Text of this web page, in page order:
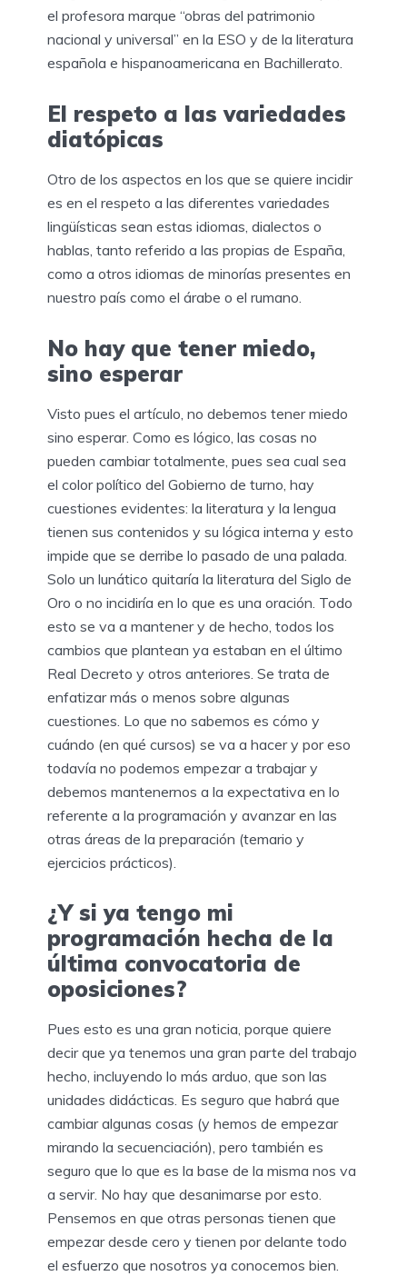
el profesora marque “obras del patrimonio
nacional y universal” en la ESO y de la literatura
española e hispanoamericana en Bachillerato.
El respeto a las variedades
diatópicas
Otro de los aspectos en los que se quiere incidir
es en el respeto a las diferentes variedades
lingüísticas sean estas idiomas, dialectos o
hablas, tanto referido a las propias de España,
como a otros idiomas de minorías presentes en
nuestro país como el árabe o el rumano.
No hay que tener miedo,
sino esperar
Visto pues el artículo, no debemos tener miedo
sino esperar. Como es lógico, las cosas no
pueden cambiar totalmente, pues sea cual sea
el color político del Gobierno de turno, hay
cuestiones evidentes: la literatura y la lengua
tienen sus contenidos y su lógica interna y esto
impide que se derribe lo pasado de una palada.
Solo un lunático quitaría la literatura del Siglo de
Oro o no incidiría en lo que es una oración. Todo
esto se va a mantener y de hecho, todos los
cambios que plantean ya estaban en el último
Real Decreto y otros anteriores. Se trata de
enfatizar más o menos sobre algunas
cuestiones. Lo que no sabemos es cómo y
cuándo (en qué cursos) se va a hacer y por eso
todavía no podemos empezar a trabajar y
debemos mantenernos a la expectativa en lo
referente a la programación y avanzar en las
otras áreas de la preparación (temario y
ejercicios prácticos).
¿Y si ya tengo mi
programación hecha de la
última convocatoria de
oposiciones?
Pues esto es una gran noticia, porque quiere
decir que ya tenemos una gran parte del trabajo
hecho, incluyendo lo más arduo, que son las
unidades didácticas. Es seguro que habrá que
cambiar algunas cosas (y hemos de empezar
mirando la secuenciación), pero también es
seguro que lo que es la base de la misma nos va
a servir. No hay que desanimarse por esto.
Pensemos en que otras personas tienen que
empezar desde cero y tienen por delante todo
el esfuerzo que nosotros ya conocemos bien.